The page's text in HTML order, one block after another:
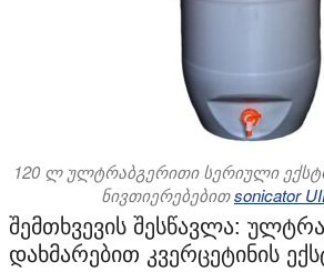
120 ლ ულტრაბგერითი სერიული
ნივთიერებებითsonicator
შემთხვევის შესწავლა:
დახმარებით კვერცეტინის